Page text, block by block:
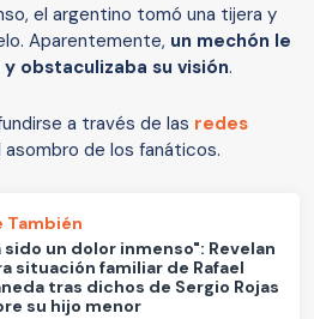
el argentino tomó una tijera y
Aparentemente, un mechón le
obstaculizaba su visión.
a través de las redes
de los fanáticos.
También
sido un dolor inmenso": Revelan
situación familiar de Rafael
tras dichos de Sergio Rojas
su hijo menor